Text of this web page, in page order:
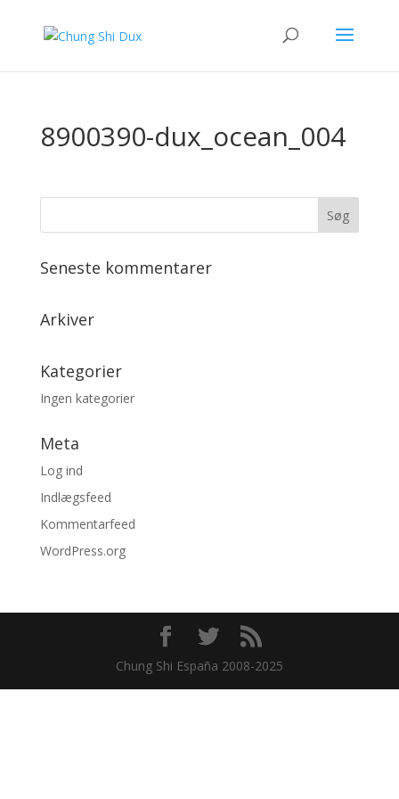
8900390-dux_ocean_004
Seneste kommentarer
Arkiver
Kategorier
Ingen kategorier
Meta
Log ind
Indlægsfeed
Kommentarfeed
WordPress.org
Chung Shi España 2008-2025